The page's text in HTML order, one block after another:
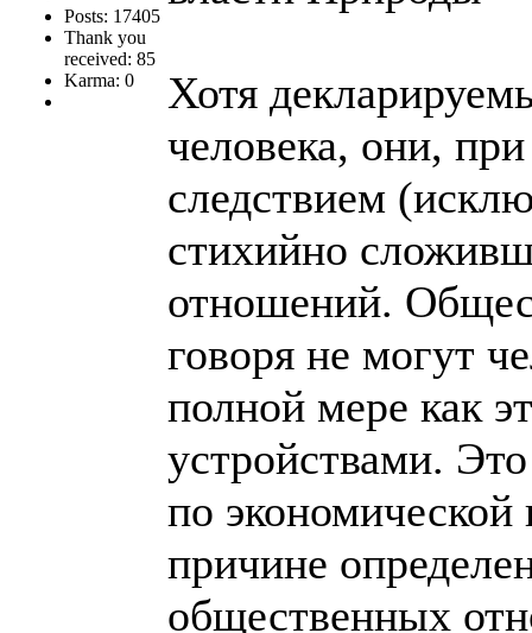
Posts: 17405
Thank you
received: 85
Karma: 0
Хотя
человека, они,
следствием
стихийно
отношений.
говоря не могут
полной мере как
устройствами.
по
причине
общественных